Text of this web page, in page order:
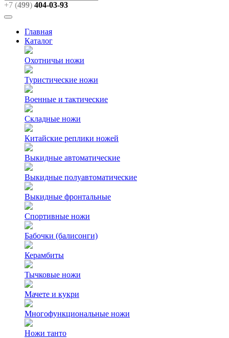
+7 (499) 404-03-93
Главная
Каталог
Охотничьи ножи
Туристические ножи
Военные и тактические
Складные ножи
Китайские реплики ножей
Выкидные автоматические
Выкидные полуавтоматические
Выкидные фронтальные
Спортивные ножи
Бабочки (балисонги)
Керамбиты
Тычковые ножи
Мачете и кукри
Многофункциональные ножи
Ножи танто